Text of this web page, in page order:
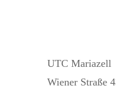
UTC Mariazell
Wiener Straße